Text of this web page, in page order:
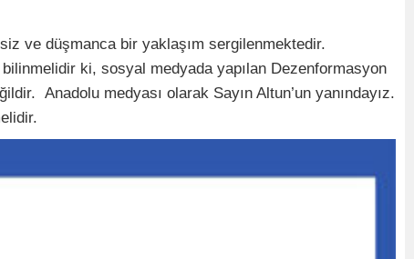
ve düşmanca bir yaklaşım sergilenmektedir.
ki, sosyal medyada yapılan Dezenformasyon
Anadolu medyası olarak Sayın Altun’un yanındayız.